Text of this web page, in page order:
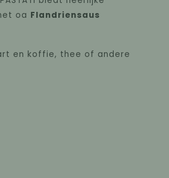
oa Flandriensaus
en koffie, thee of andere